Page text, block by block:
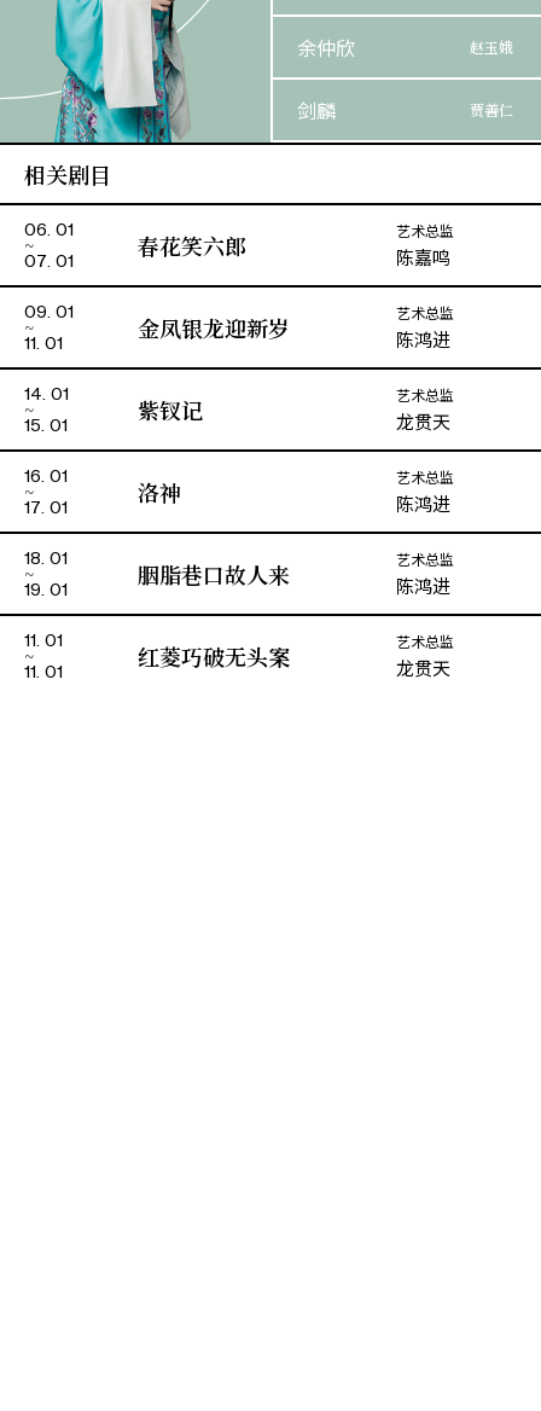
余仲欣 赵玉娥
剑麟 贾善仁
相关剧目
06. 01
07. 01
春花笑六郎 艺术总监
陈嘉鸣
09. 01
11. 01
金凤银龙迎新岁 艺术总监
陈鸿进
14. 01
15. 01
紫钗记 艺术总监
龙贯天
16. 01
17. 01
洛神 艺术总监
陈鸿进
18. 01
19. 01
胭脂巷口故人来 艺术总监
陈鸿进
11. 01
11. 01
红菱巧破无头案 艺术总监
龙贯天